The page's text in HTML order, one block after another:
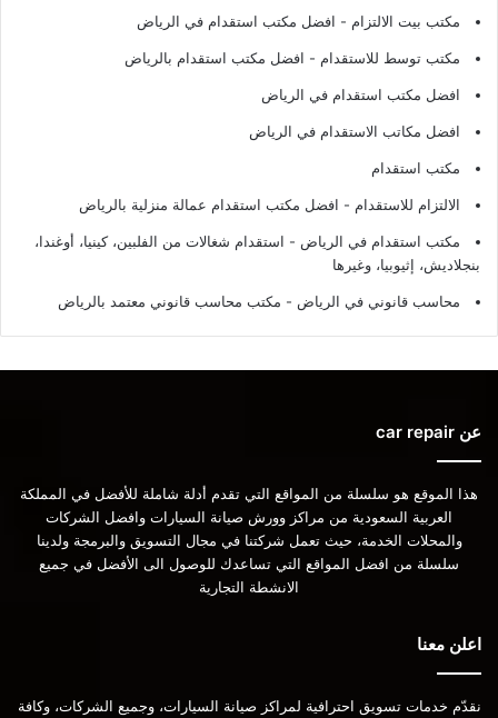
مكتب بيت الالتزام - افضل مكتب استقدام في الرياض
مكتب توسط للاستقدام - افضل مكتب استقدام بالرياض
افضل مكتب استقدام في الرياض
افضل مكاتب الاستقدام في الرياض
مكتب استقدام
الالتزام للاستقدام - افضل مكتب استقدام عمالة منزلية بالرياض
مكتب استقدام في الرياض - استقدام شغالات من الفلبين، كينيا، أوغندا،
بنجلاديش، إثيوبيا، وغيرها
محاسب قانوني في الرياض - مكتب محاسب قانوني معتمد بالرياض
عن car repair
هذا الموقع هو سلسلة من المواقع التي تقدم أدلة شاملة للأفضل في المملكة
العربية السعودية من مراكز وورش صيانة السيارات وافضل الشركات
والمحلات الخدمة، حيث تعمل شركتنا في مجال التسويق والبرمجة ولدينا
سلسلة من افضل المواقع التي تساعدك للوصول الى الأفضل في جميع
الانشطة التجارية
اعلن معنا
نقدّم خدمات تسويق احترافية لمراكز صيانة السيارات، وجميع الشركات، وكافة